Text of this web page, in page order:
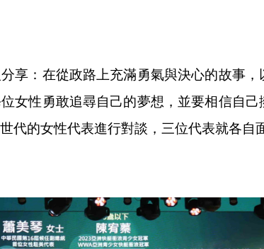
享：在從政路上充滿勇氣與決心的故事
女性勇敢追尋自己的夢想，並要相信自
代的女性代表進行對談，三位代表就各自